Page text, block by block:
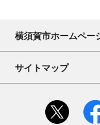
横須賀市ホームペー
サイトマップ